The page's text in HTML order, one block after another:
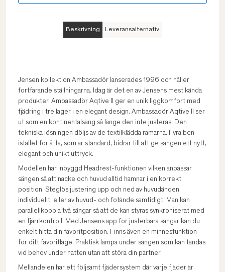
Beskrivning Leveransalternativ
Jensen kollektion Ambassadör lanserades 1996 och håller
fortfarande ställningarna. Idag är det en av Jensens mest kända
produkter. Ambassadör Aqtive II ger en unik liggkomfort med
fjädring i tre lager i en elegant design. Ambassadör Aqtive II ser
ut som en kontinentalsäng så länge den inte justeras. Den
tekniska lösningen döljs av de textilklädda ramarna. Fyra ben
istället för åtta, som är standard, bidrar till att ge sängen ett nytt,
elegant och unikt uttryck.
Modellen har inbyggd Headrest-funktionen vilken anpassar
sängen så att nacke och huvud alltid hamnar i en korrekt
position. Steglös justering upp och ned av huvudänden
individuellt, eller av huvud- och fotände samtidigt. Man kan
parallellkoppla två sängar så att de kan styras synkroniserat med
en fjärrkontroll. Med Jensens app för justerbara sängar kan du
enkelt hitta din favoritposition. Finns även en minnesfunktion
för ditt favoritläge. Praktisk lampa under sängen som kan tändas
vid behov under natten utan att störa din partner.
Mellandelen har ett följsamt fjädersystem där varje fjäder är